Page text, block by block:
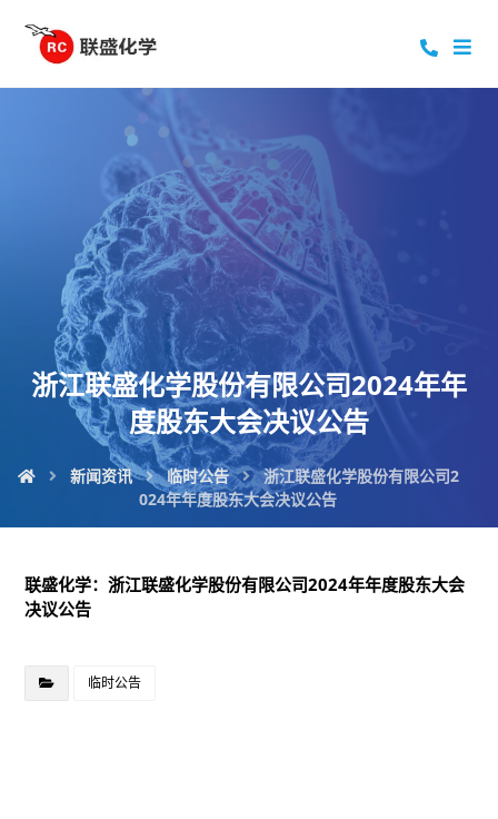
浙江联盛化学股份有限公司2024年年
度股东大会决议公告
新闻资讯 临时公告
浙江联盛化学股份有限公司2
024年年度股东大会决议公告
联盛化学：浙江联盛化学股份有限公司2024年年度股东大会
决议公告
临时公告